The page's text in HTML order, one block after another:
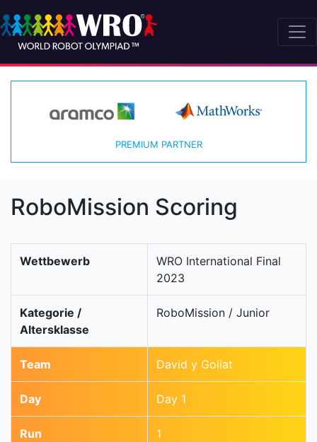
PREMIUM PARTNER
RoboMission Scoring
Wettbewerb
WRO International Final
2023
Kategorie /
Altersklasse
RoboMission / Junior
Team David y Goliat
Day Day 1
Run 1